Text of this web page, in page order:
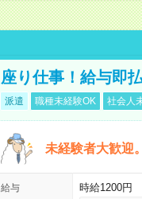
座り仕事！給与即
派遣 職種未経験OK 社会人
未経験者大歓迎
給与 時給1200円